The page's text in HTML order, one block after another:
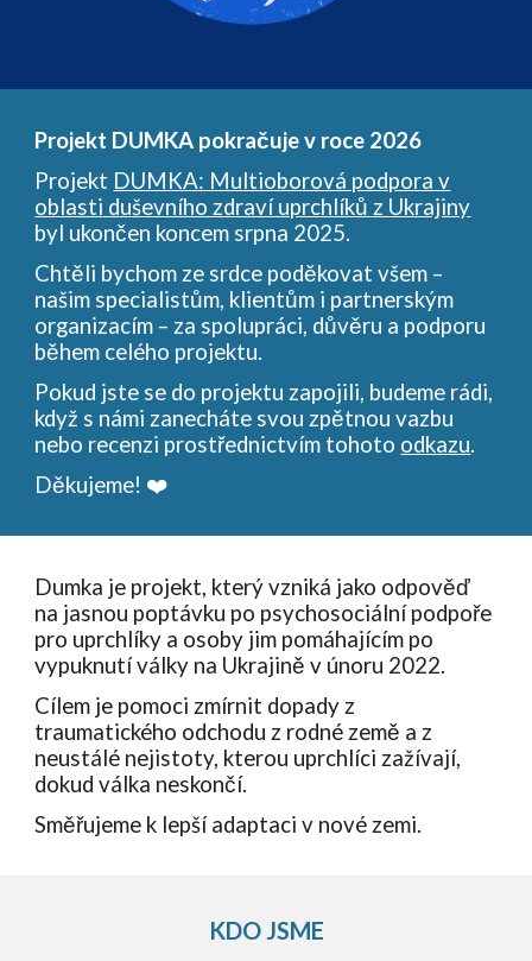
Projekt DUMKA pokračuje v roce 2026
Projekt DUMKA: Multioborová podpora v
oblasti duševního zdraví uprchlíků z Ukrajiny
byl ukončen koncem srpna 2025.
Chtěli bychom ze srdce poděkovat všem –
našim specialistům, klientům i partnerským
organizacím – za spolupráci, důvěru a podporu
během celého projektu.
Pokud jste se do projektu zapojili, budeme rádi,
když s námi zanecháte svou zpětnou vazbu
nebo recenzi prostřednictvím tohoto odkazu.
Děkujeme! ❤️
Dumka je projekt, který vzniká jako odpověď
na jasnou poptávku po psychosociální podpoře
pro uprchlíky a osoby jim pomáhajícím po
vypuknutí války na Ukrajině v únoru 2022.
Cílem je pomoci zmírnit dopady z
traumatického odchodu z rodné země a z
neustálé nejistoty, kterou uprchlíci zažívají,
dokud válka neskončí.
Směřujeme k lepší adaptaci v nové zemi.
KDO JSME